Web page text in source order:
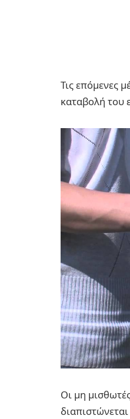
Τις επόμενες
καταβολή του
Οι μη